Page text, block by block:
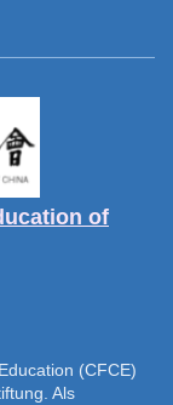
of
(CFCE)
Als